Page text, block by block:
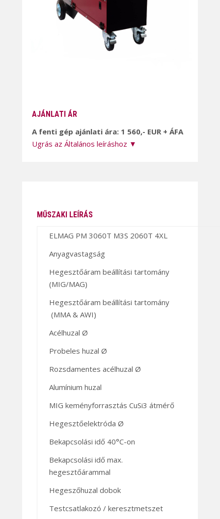
AJÁNLATI ÁR
A fenti gép ajánlati ára: 1 560,- EUR + ÁFA
Ugrás az Általános leíráshoz ▼
MŰSZAKI LEÍRÁS
ELMAG PM 3060T M3S 2060T 4XL
Anyagvastagság
Hegesztőáram beállítási tartomány
(MIG/MAG)
Hegesztőáram beállítási tartomány
(MMA & AWI)
Acélhuzal Ø
Probeles huzal Ø
Rozsdamentes acélhuzal Ø
Alumínium huzal
MIG keményforrasztás CuSi3 átmérő
Hegesztőelektróda Ø
Bekapcsolási idő 40°C-on
Bekapcsolási idő max.
hegesztőárammal
Hegeszőhuzal dobok
Testcsatlakozó / keresztmetszet